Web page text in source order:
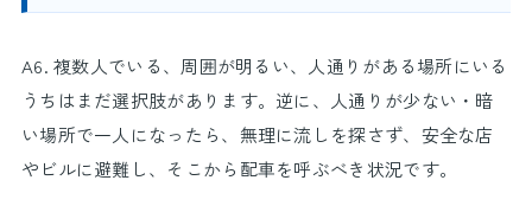
A6. 複数人でいる、周囲が明るい、人通りがある場所にいる
うちはまだ選択肢があります。逆に、人通りが少ない・暗
い場所で一人になったら、無理に流しを探さず、安全な店
やビルに避難し、そこから配車を呼ぶべき状況です。